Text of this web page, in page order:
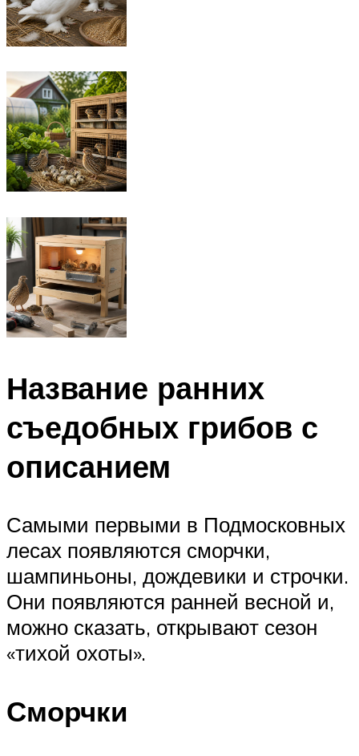
Название ранних
съедобных грибов с
описанием
Самыми первыми в Подмосковных
лесах появляются сморчки,
шампиньоны, дождевики и строчки.
Они появляются ранней весной и,
можно сказать, открывают сезон
«тихой охоты».
Сморчки